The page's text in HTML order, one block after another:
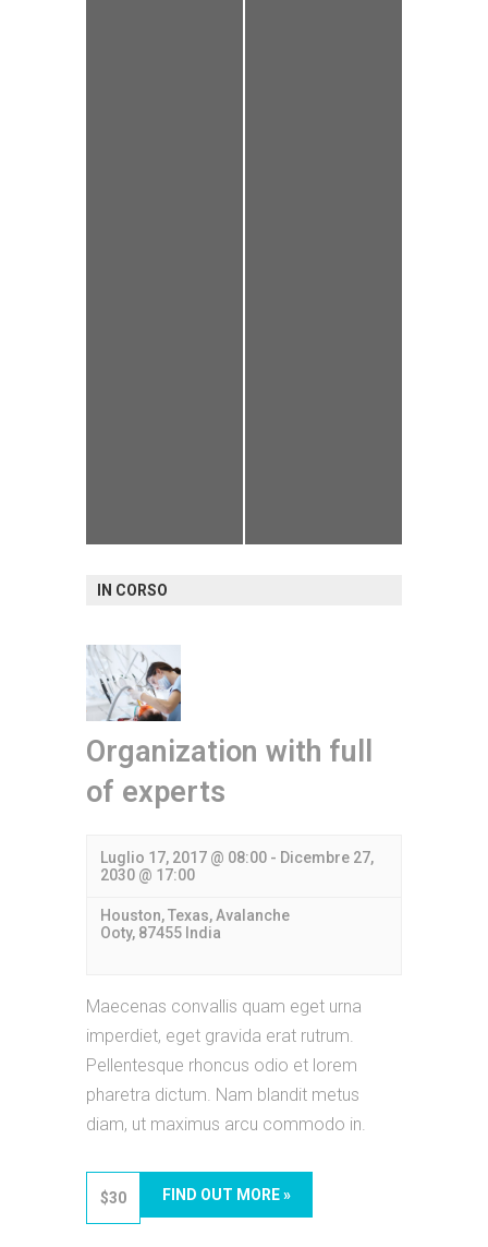
IN CORSO
Organization with full
of experts
Luglio 17, 2017 @ 08:00 - Dicembre 27,
2030 @ 17:00
Houston, Texas, Avalanche
Ooty, 87455 India
Maecenas convallis quam eget urna
imperdiet, eget gravida erat rutrum.
Pellentesque rhoncus odio et lorem
pharetra dictum. Nam blandit metus
diam, ut maximus arcu commodo in.
$30 FIND OUT MORE »